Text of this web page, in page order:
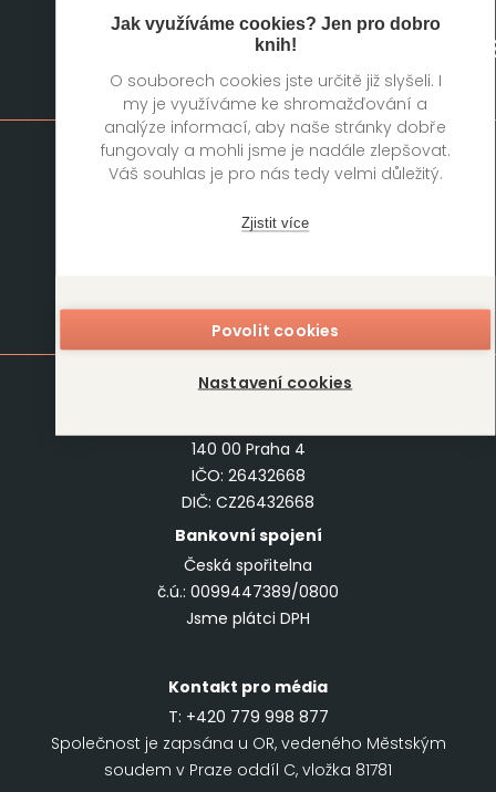
Jak využíváme cookies? Jen pro dobro
knih!
O souborech cookies jste určitě již slyšeli. I
my je využíváme ke shromažďování a
analýze informací, aby naše stránky dobře
fungovaly a mohli jsme je nadále zlepšovat.
Váš souhlas je pro nás tedy velmi důležitý.
Zjistit více
Povolit cookies
Nastavení cookies
Mapa stránek
Knihy
Autoři
Kontakt
DOBROVSKÝs.r.o.
140 00 Praha 4
IČO: 26432668
DIČ: CZ26432668
Bankovní spojení
Česká spořitelna
č.ú.: 0099447389/0800
Jsme plátci DPH
Kontakt pro média
T: +420 779 998 877
Společnost je zapsána u OR, vedeného Městským
soudem v Praze oddíl C, vložka 81781